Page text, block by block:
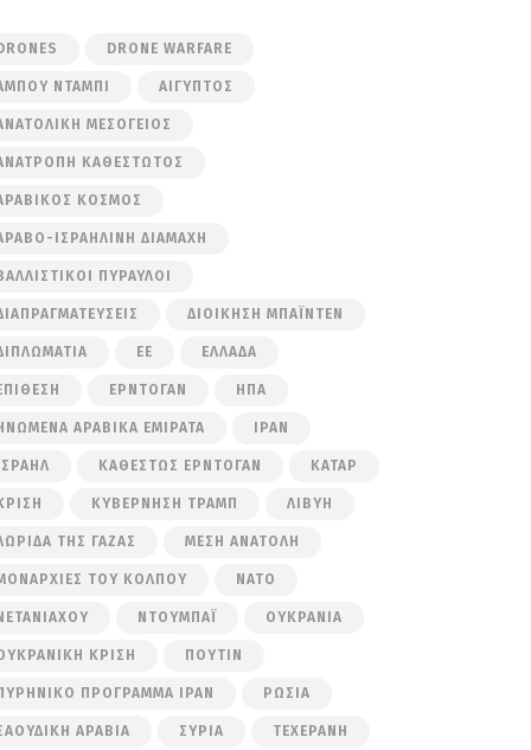
DRONE WARFARE
ΝΤΆΜΠΙ ΑΊΓΥΠΤΟΣ
ΜΕΣΌΓΕΙΟΣ
ΚΑΘΕΣΤΏΤΟΣ
ΚΌΣΜΟΣ
ΙΣΡΑΗΛΙΝΉ ΔΙΑΜΆΧΗ
ΠΎΡΑΥΛΟΙ
ΔΙΟΊΚΗΣΗ ΜΠΆΙΝΤΕΝ
ΕΕ ΕΛΛΆΔΑ
ΕΡΝΤΟΓΆΝ ΗΠΑ
ΑΡΑΒΙΚΆ ΕΜΙΡΆΤΑ ΙΡΆΝ
ΚΑΘΕΣΤΏΣ ΕΡΝΤΟΓΆΝ ΚΑΤΆΡ
ΚΥΒΈΡΝΗΣΗ ΤΡΑΜΠ ΛΙΒΎΗ
ΤΗΣ ΓΆΖΑΣ ΜΈΣΗ ΑΝΑΤΟΛΉ
ΤΟΥ ΚΌΛΠΟΥ ΝΑΤΟ
ΝΤΟΥΜΠΆΙ ΟΥΚΡΑΝΊΑ
ΚΡΊΣΗ ΠΟΎΤΙΝ
ΠΡΌΓΡΑΜΜΑ ΙΡΆΝ ΡΩΣΊΑ
ΑΡΑΒΊΑ ΣΥΡΊΑ ΤΕΧΕΡΆΝΗ